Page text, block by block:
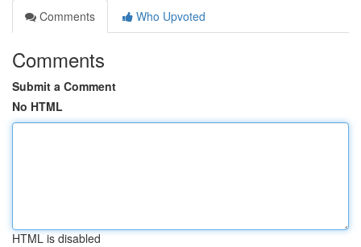
Comments
Who Upvoted
Comments
Submit a Comment
No HTML
HTML is disabled